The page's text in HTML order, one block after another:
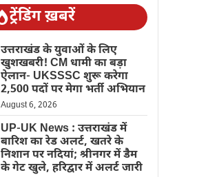
ट्रेंडिंग ख़बरें
उत्तराखंड के युवाओं के लिए
खुशखबरी! CM धामी का बड़ा
ऐलान- UKSSSC शुरू करेगा
2,500 पदों पर मेगा भर्ती अभियान
August 6, 2026
UP-UK News : उत्तराखंड में
बारिश का रेड अलर्ट, खतरे के
निशान पर नदियां; श्रीनगर में डैम
के गेट खुले, हरिद्वार में अलर्ट जारी